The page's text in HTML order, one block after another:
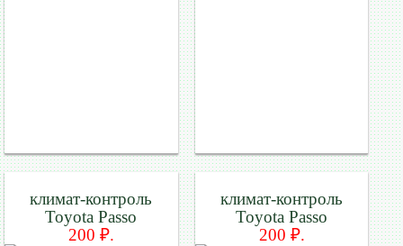
климат-контроль
Toyota Passo
200 ₽.
климат-контроль
Toyota Passo
200 ₽.